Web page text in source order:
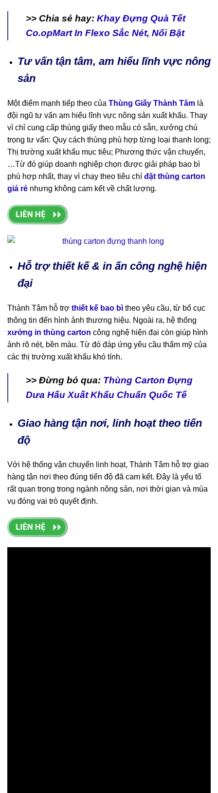
>> Chia sẻ hay: Khay Đựng Quà Tết
Co.opMart In Flexo Sắc Nét, Nổi Bật
Tư vấn tận tâm, am hiểu lĩnh vực nông
sản
Một điểm mạnh tiếp theo của Thùng Giấy Thành Tâm là
đội ngũ tư vấn am hiểu lĩnh vực nông sản xuất khẩu. Thay
vì chỉ cung cấp thùng giấy theo mẫu có sẵn, xưởng chú
trọng tư vấn: Quy cách thùng phù hợp từng loại thanh long;
Thị trường xuất khẩu mục tiêu; Phương thức vận chuyển,
…Từ đó giúp doanh nghiệp chọn được giải pháp bao bì
phù hợp nhất, thay vì chạy theo tiêu chí đặt thùng carton
giá rẻ nhưng không cam kết về chất lượng.
Hỗ trợ thiết kế & in ấn công nghệ hiện
đại
Thành Tâm hỗ trợ thiết kế bao bì theo yêu cầu, từ bố cục
thông tin đến hình ảnh thương hiệu. Ngoài ra, hệ thống
xưởng in thùng carton công nghệ hiện đại còn giúp hình
ảnh rõ nét, bền màu. Từ đó đáp ứng yêu cầu thẩm mỹ của
các thị trường xuất khẩu khó tính.
>> Đừng bỏ qua: Thùng Carton Đựng
Dưa Hấu Xuất Khẩu Chuẩn Quốc Tế
Giao hàng tận nơi, linh hoạt theo tiến
độ
Với hệ thống vận chuyển linh hoạt, Thành Tâm hỗ trợ giao
hàng tận nơi theo đúng tiến độ đã cam kết. Đây là yếu tố
rất quan trọng trong ngành nông sản, nơi thời gian và mùa
vụ đóng vai trò quyết định.